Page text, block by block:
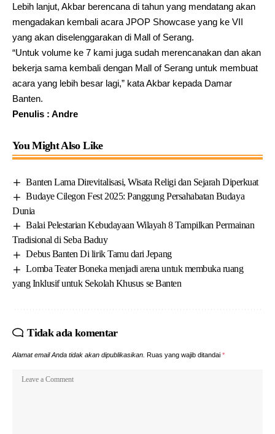
Lebih lanjut, Akbar berencana di tahun yang mendatang akan
mengadakan kembali acara JPOP Showcase yang ke VII
yang akan diselenggarakan di Mall of Serang.
“Untuk volume ke 7 kami juga sudah merencanakan dan akan
bekerja sama kembali dengan Mall of Serang untuk membuat
acara yang lebih besar lagi,” kata Akbar kepada Damar
Banten.
Penulis : Andre
You Might Also Like
Banten Lama Direvitalisasi, Wisata Religi dan Sejarah Diperkuat
Budaye Cilegon Fest 2025: Panggung Persahabatan Budaya
Dunia
Balai Pelestarian Kebudayaan Wilayah 8 Tampilkan Permainan
Tradisional di Seba Baduy
Debus Banten Di lirik Tamu dari Jepang
Lomba Teater Boneka menjadi arena untuk membuka ruang
yang Inklusif untuk Sekolah Khusus se Banten
Tidak ada komentar
Alamat email Anda tidak akan dipublikasikan. Ruas yang wajib ditandai *